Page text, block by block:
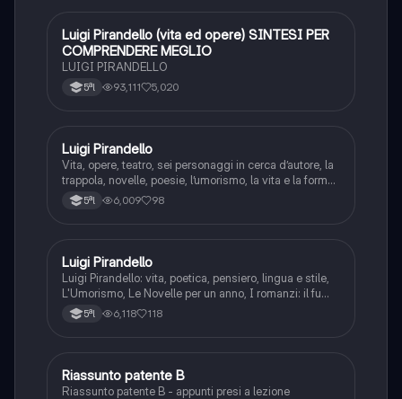
Italiano
Luigi Pirandello (vita ed opere) SINTESI PER
COMPRENDERE MEGLIO
LUIGI PIRANDELLO
5ªl 93,111 5,020
Italiano
Luigi Pirandello
Vita, opere, teatro, sei personaggi in cerca d’autore, la
trappola, novelle, poesie, l’umorismo, la vita e la forma,
frantumazione dell’Io, la civiltà moderna e
l’alienazione, il treno ha fischiato, canta l’epistola, i
5ªl 6,009 98
Italiano
Luigi Pirandello
Luigi Pirandello: vita, poetica, pensiero, lingua e stile,
L'Umorismo, Le Novelle per un anno, I romanzi: il fu
Mattia Pascal, Quaderni di Serafino Gubbio operatore;
Uno, nessuno e centomila; il teatro: Sei personaggi in
5ªl 6,118 118
Italiano
Riassunto patente B
Riassunto patente B - appunti presi a lezione